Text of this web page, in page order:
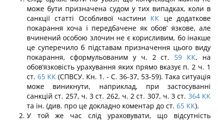
може бути призначена судом у тих випадках, коли в
санкції статті Особливої частини КК це додаткове
покарання хоча і передбачене як обов’ язкове, але
вчинений особою злочин не є корисливим, бо інакше
це суперечило б підставам призначення цього виду
покарання, сформульованим у ч. 2 ст. 59 КК, на
обов’язковість урахування яких прямо вказує п. 2 ч. 1
ст. 65 КК (СПВСУ. Кн. 1. - С. 36-37, 53-59). Така ситуація
може виникнути, наприклад, при застосуванні
санкцій ст. 257, ч. 3 ст. 262, ч. 2 ст. 307, ч. 3 ст. 364 КК
та ін. (див. про це докладно коментар до ст. 65 КК).
У той же час слід ураховувати, що відсутність